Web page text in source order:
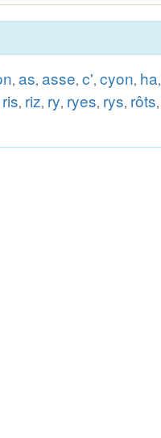
, as, asse, c', cyon, ha,
ris, riz, ry, ryes, rys, rôts,